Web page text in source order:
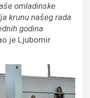
omladinske
krunu našeg rada
godina
je Ljubomir